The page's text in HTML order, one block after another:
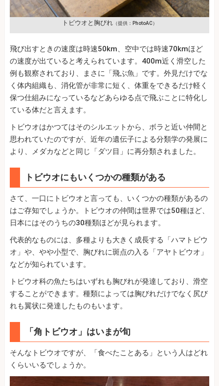
トビウオと胸びれ（提供：PhotoAC）
飛び出すときの速度は時速50km、空中では時速70kmほど
の速度が出ていると考えられています。400m近く滑空した
例も観察されており、まさに「飛ぶ魚」です。外見だけでな
く体内組織も、消化管が非常に短く、体重をできるだけ軽く
保つ仕組みになっているなどあらゆる点で飛ぶことに特化し
ている体だと言えます。
トビウオはかつてはそのシルエットから、ボラと近い仲間と
思われていたのですが、近年の遺伝子による分類学の発展に
より、メダカなどと同じ「ダツ目」に再分類されました。
トビウオにもいくつかの種類がある
さて、一口にトビウオと言っても、いくつかの種類があるの
はご存知でしょうか。トビウオの仲間は世界では50種ほど、
日本にはそのうちの30種類ほどが見られます。
代表的なものには、多種よりも大きく成長する「ハマトビウ
オ」や、やや小型で、胸びれに斑点の入る「アヤトビウオ」
などが知られています。
トビウオ科の魚たちはいずれも胸びれが発達しており、滑空
することができます。種類によっては胸びれだけでなく尻び
れも翼状に発達したものもいます。
「角トビウオ」はいまが旬
そんなトビウオですが、「食べたことある」という人はどれ
くらいいるでしょうか。